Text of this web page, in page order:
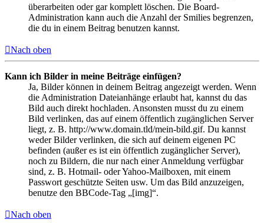
überarbeiten oder gar komplett löschen. Die Board-
Administration kann auch die Anzahl der Smilies begrenzen,
die du in einem Beitrag benutzen kannst.
Nach oben
Kann ich Bilder in meine Beiträge einfügen?
Ja, Bilder können in deinem Beitrag angezeigt werden. Wenn
die Administration Dateianhänge erlaubt hat, kannst du das
Bild auch direkt hochladen. Ansonsten musst du zu einem
Bild verlinken, das auf einem öffentlich zugänglichen Server
liegt, z. B. http://www.domain.tld/mein-bild.gif. Du kannst
weder Bilder verlinken, die sich auf deinem eigenen PC
befinden (außer es ist ein öffentlich zugänglicher Server),
noch zu Bildern, die nur nach einer Anmeldung verfügbar
sind, z. B. Hotmail- oder Yahoo-Mailboxen, mit einem
Passwort geschützte Seiten usw. Um das Bild anzuzeigen,
benutze den BBCode-Tag „[img]“.
Nach oben